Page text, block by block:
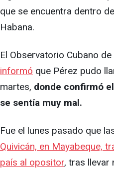
que se encuentra dentro
Habana.
El Observatorio Cubano
informó que Pérez pudo
martes, donde confirmó
se sentía muy mal.
Fue el lunes pasado que
Quivicán, en Mayabeque,
país al opositor, tras llevar